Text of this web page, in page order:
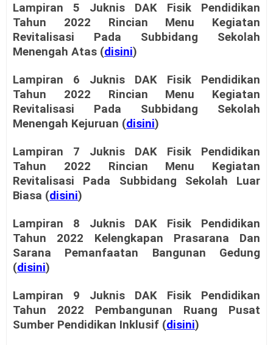
Lampiran 5 Juknis DAK Fisik Pendidikan
Tahun 2022 Rincian Menu Kegiatan
Revitalisasi Pada Subbidang Sekolah
Menengah Atas (disini)
Lampiran 6 Juknis DAK Fisik Pendidikan
Tahun 2022 Rincian Menu Kegiatan
Revitalisasi Pada Subbidang Sekolah
Menengah Kejuruan (disini)
Lampiran 7 Juknis DAK Fisik Pendidikan
Tahun 2022 Rincian Menu Kegiatan
Revitalisasi Pada Subbidang Sekolah Luar
Biasa (disini)
Lampiran 8 Juknis DAK Fisik Pendidikan
Tahun 2022 Kelengkapan Prasarana Dan
Sarana Pemanfaatan Bangunan Gedung
(disini)
Lampiran 9 Juknis DAK Fisik Pendidikan
Tahun 2022 Pembangunan Ruang Pusat
Sumber Pendidikan Inklusif (disini)